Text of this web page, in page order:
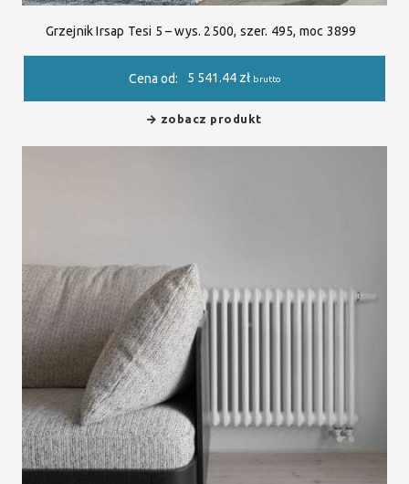
Grzejnik Irsap Tesi 5 – wys. 2500, szer. 495, moc 3899
Cena od: 5 541.44 zł brutto
zobacz produkt